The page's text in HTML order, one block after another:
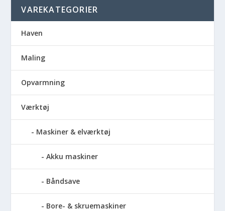
VAREKATEGORIER
Haven
Maling
Opvarmning
Værktøj
Maskiner & elværktøj
Akku maskiner
Båndsave
Bore- & skruemaskiner